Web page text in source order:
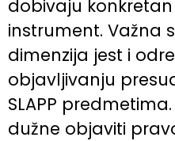
dobivaju
instrument. Važna
dimenzija jest i
objavljivanju
SLAPP
dužne objaviti